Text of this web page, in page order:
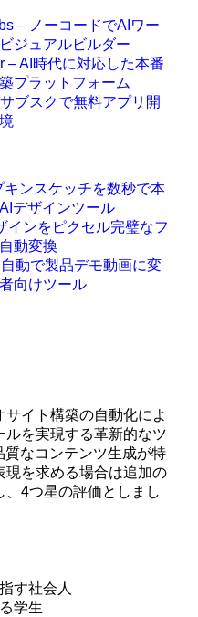
– ノーコードでAIワー
ジュアルビルダー
– AI時代に対応した本番
プラットフォーム
ブスクで無料アプリ開
ンスケッチを数秒で本
デザインツール
インをピクセル完璧なフ
動変換
動で製品デモ動画に変
向けツール
イト構築の自動化によ
ルを実現する革新的なツ
なコンテンツ生成が特
現を求める場合は追加の
4つ星の評価としまし
す社会人
学生